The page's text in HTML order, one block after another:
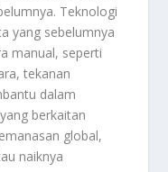
Teknologi
yang sebelumnya
manual, seperti
tekanan
dalam
berkaitan
global,
naiknya